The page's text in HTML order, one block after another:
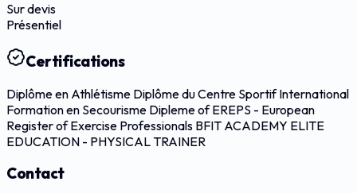
Sur devis
Présentiel
Certifications
Diplôme en Athlétisme Diplôme du Centre Sportif International
Formation en Secourisme Dipleme of EREPS - European
Register of Exercise Professionals BFIT ACADEMY ELITE
EDUCATION - PHYSICAL TRAINER
Contact